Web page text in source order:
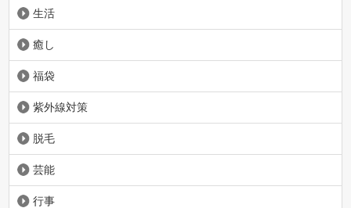
生活
癒し
福袋
紫外線対策
脱毛
芸能
行事